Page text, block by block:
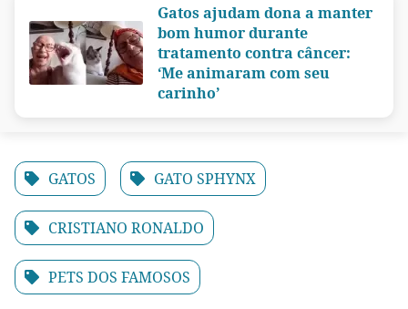
Gatos ajudam dona a manter
bom humor durante
tratamento contra câncer:
‘Me animaram com seu
carinho’
GATOS GATO SPHYNX
CRISTIANO RONALDO
PETS DOS FAMOSOS